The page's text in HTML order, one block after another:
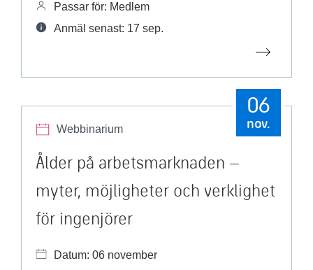
Passar för: Medlem
Anmäl senast: 17 sep.
Webbinarium
06
nov.
Ålder på arbetsmarknaden –
myter, möjligheter och verklighet
för ingenjörer
Datum: 06 november